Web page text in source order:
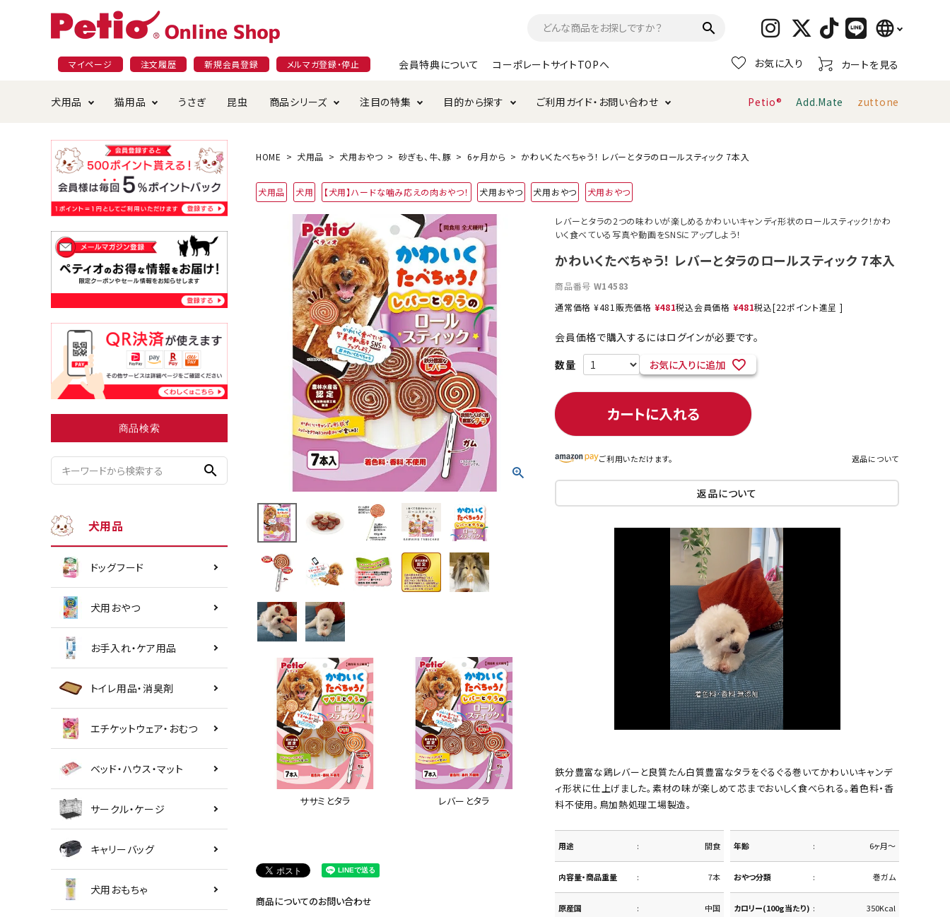
search language
日本語
English
マイページ 注文履歴 新規会員登録 メルマガ登録・停止 会員特典について コーポレートサイトTOPへ お気に入り カートを見る
犬用品
ドッグフード おやつ お手入れ・ケア用品 トイレタリー・消臭剤
ペットシーツ ベッド・ハウス・マット サークル・ケージ
おもちゃ 食器・給水器 服・ウェア
首輪・ハーネス・リード しつけ用品 替え・交換パーツ
猫用品
ごはん・おやつ お手入れ・ケア用品 トイレタリー・消臭剤 猫砂
ベッド・ハウス・マット サークル・ケージ・タワー キャリーバッグ
食器・給水器 防虫用品 首輪・ハーネス
替え・交換パーツ
うさぎ 昆虫 商品シリーズ
プラクト 素材そのまま 極上
注目の特集
夜のお散歩特集 無添加特集 けりぐるみ特集 ペティオ公式アプリ
目的から探す
国産フード&おやつ特集 穀物不使用のグレインフリー
じゃらして遊ぶ 引っ張って遊ぶ 投げて遊ぶ
またたび・元気草 夜のお散歩
小型犬にオススメ ダイエット中にオススメ まとめ買いでオトク！！
ご利用ガイド・お問い合わせ
ショッピングガイド 会員特典について ご注文方法について お支払い方法・配送について
返品・交換について オンラインショップ利用規約
Petio® Add.Mate zuttone
商品検索
search
犬用品
ドッグフード
犬用おやつ
お手入れ・ケア用品
トイレ用品・消臭剤
エチケットウェア・おむつ
ベッド・ハウス・マット
サークル・ケージ
キャリーバッグ
犬用おもちゃ
HOME 犬用品 犬用おやつ 砂ぎも、牛、豚 6ヶ月から かわいくたべちゃう！ レバーとタラのロールスティック 7本入
犬用品 犬用 【犬用】ハードな噛み応えの肉おやつ！ 犬用おやつ 犬用おやつ 犬用おやつ
ササミとタラ レバーとタラ
商品についてのお問い合わせ
レバーとタラの2つの味わいが楽しめるかわいいキャンディ形状のロールスティック！かわ
いく食べている写真や動画をSNSにアップしよう！
かわいくたべちゃう！ レバーとタラのロールスティック 7本入
商品番号 W14583
通常価格 ¥481 販売価格 ¥481税込会員価格 ¥481税込[22ポイント進呈 ]
会員価格で購入するにはログインが必要です。
お気に入りに追加
カートに入れる
ご利用いただけます。 返品について
返品について
鉄分豊富な鶏レバーと良質たん白質豊富なタラをぐるぐる巻いてかわいいキャンデ
ィ形状に仕上げました。素材の味が楽しめて芯までおいしく食べられる。着色料・香
料不使用。鳥加熱処理工場製造。
用途 間食 年齢 6ヶ月～
内容量・商品重量 7本 おやつ分類 巻ガム
原産国 中国 カロリー(100g当たり) 350Kcal